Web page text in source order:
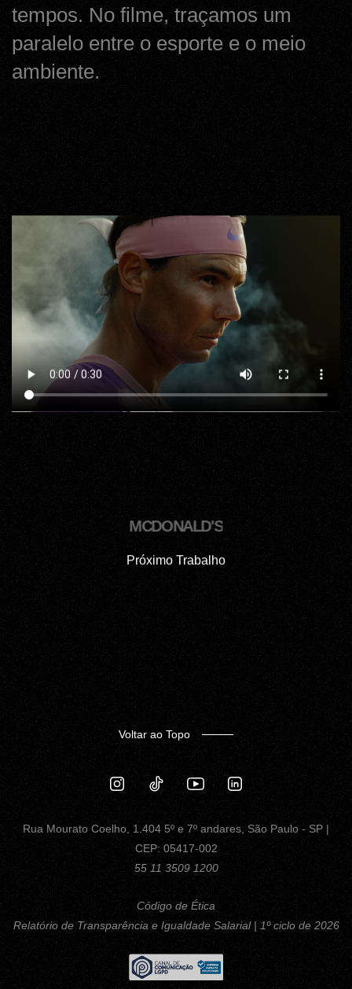
tempos. No filme, traçamos um
paralelo entre o esporte e o meio
ambiente.
MCDONALD'S
Próximo Trabalho
Voltar ao Topo
Rua Mourato Coelho, 1.404 5º e 7º andares, São Paulo - SP |
CEP: 05417-002
55 11 3509 1200
Código de Ética
Relatório de Transparência e Igualdade Salarial | 1º ciclo de 2026